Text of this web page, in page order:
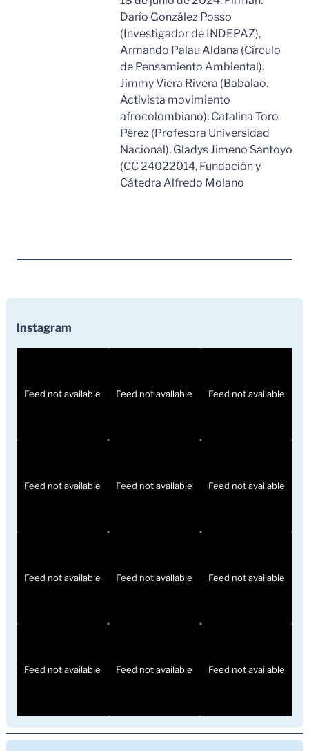
Darío González Posso
(Investigador de INDEPAZ),
Armando Palau Aldana (Círculo
de Pensamiento Ambiental),
Jimmy Viera Rivera (Babalao.
Activista movimiento
afrocolombiano), Catalina Toro
Pérez (Profesora Universidad
Nacional), Gladys Jimeno Santoyo
(CC 24022014, Fundación y
Cátedra Alfredo Molano
Instagram
Feed not available Feed not available Feed not available
Feed not available Feed not available Feed not available
Feed not available Feed not available Feed not available
Feed not available Feed not available Feed not available